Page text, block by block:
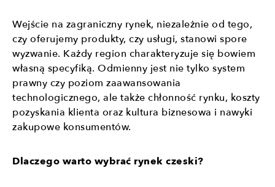
Wejście na zagraniczny rynek, niezależnie od tego,
czy oferujemy produkty, czy usługi, stanowi spore
wyzwanie. Każdy region charakteryzuje się bowiem
własną specyfiką. Odmienny jest nie tylko system
prawny czy poziom zaawansowania
technologicznego, ale także chłonność rynku, koszty
pozyskania klienta oraz kultura biznesowa i nawyki
zakupowe konsumentów.
Dlaczego warto wybrać rynek czeski?